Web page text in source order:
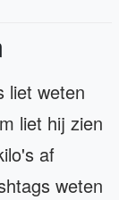
liet weten
liet hij zien
af
weten